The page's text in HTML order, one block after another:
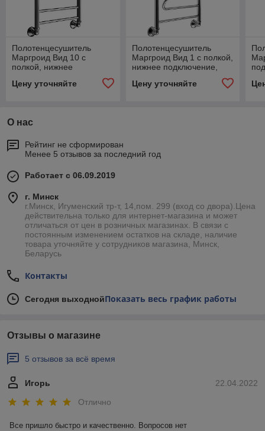
Полотенцесушитель
Маргроид Вид 10 с
полкой, нижнее
1000*500
Цену уточняйте
Полотенцесушитель
Маргроид Вид 1 с полкой,
нижнее подключение,
Цену уточняйте
О нас
Рейтинг не сформирован
Менее 5 отзывов за последний год
Работает с 06.09.2019
г. Минск
г.Минск, Игуменский тр-т, 14,пом. 299 (вход со двора).Цена
действительна только для интернет-магазина и может
отличаться от цен в розничных магазинах. В связи с
постоянным изменением остатков на складе, наличие
товара уточняйте у сотрудников магазина, Минск,
Беларусь
Контакты
Сегодня выходнойПоказать весь график работы
Отзывы о магазине
5 отзывов за всё время
22.04.2022
Игорь
Отлично
Все пришло быстро и качественно. Вопросов нет